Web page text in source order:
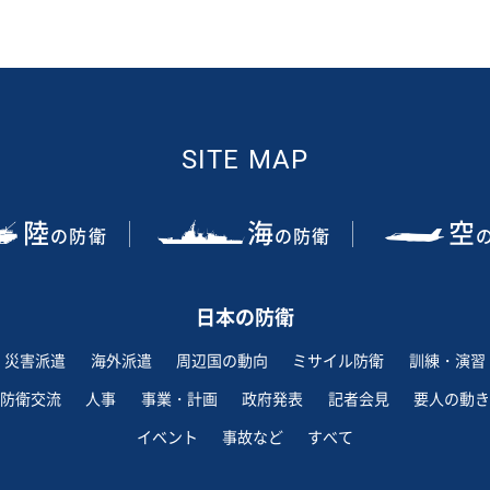
SITE MAP
陸の防衛 海の防衛 空
日本の防衛
災害派遣 海外派遣 周辺国の動向 ミサイル防衛
訓練・演習
防衛交流
人事 事業・計画 政府発表 記者会見
要人の動き
イベント
事故など すべて